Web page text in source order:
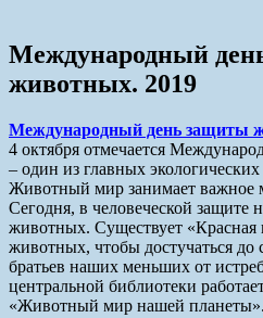
Международный
животных. 2019
Международный день защиты
4 октября отмечается
– один из главных
Животный мир занимает важное
Сегодня, в человеческой
животных. Существует
животных, чтобы достучаться до
братьев наших меньших от
центральной библиотеки
«Животный мир нашей